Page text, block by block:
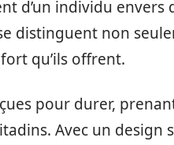
d’un individu envers
distinguent non
qu’ils offrent.
pour durer,
Avec un design